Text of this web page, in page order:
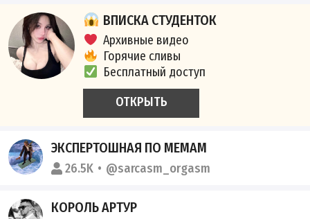
ВПИСКА СТУДЕНТОК
Архивные видео
Горячие сливы
Бесплатный доступ
ОТКРЫТЬ
ЭКСПЕРТОШНАЯ ПО МЕМАМ
26.5K @sarcasm_orgasm
КОРОЛЬ АРТУР